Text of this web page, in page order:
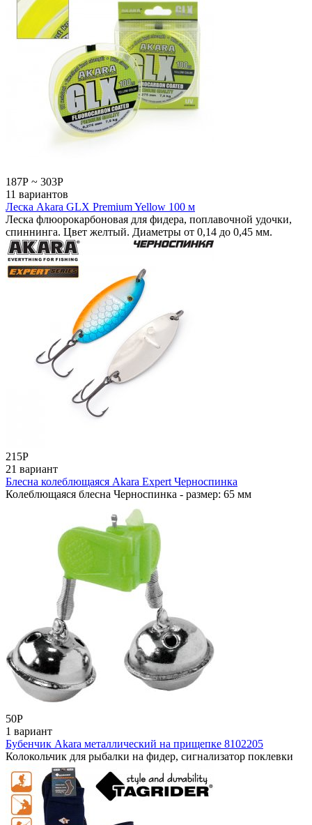
187Р ~ 303Р
11 вариантов
Леска Akara GLX Premium Yellow 100 м
Леска флюорокарбоновая для фидера, поплавочной удочки,
спиннинга. Цвет желтый. Диаметры от 0,14 до 0,45 мм.
215Р
21 вариант
Блесна колеблющаяся Akara Expert Черноспинка
Колеблющаяся блесна Черноспинка - размер: 65 мм
50Р
1 вариант
Бубенчик Akara металлический на прищепке 8102205
Колокольчик для рыбалки на фидер, сигнализатор поклевки